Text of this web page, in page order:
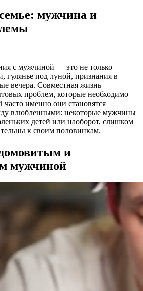
мужчина и
с мужчиной — это не только
гулянье под луной, признания в
вечера. Совместная жизнь
проблем, которые необходимо
именно они становятся
влюбленными: некоторые мужчины
детей или наоборот, слишком
к своим половинкам.
и
мужчиной